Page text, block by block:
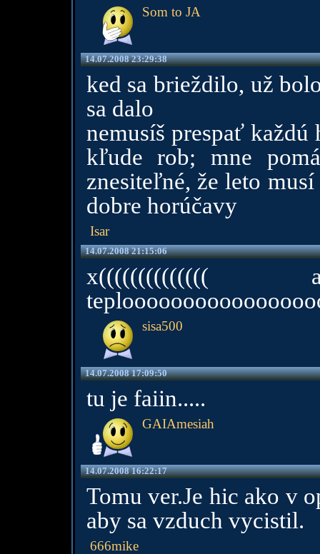
Som to JA
14.07.2008 23:29:38
ked sa brieždilo, už
sa dalo
nemusíš prespať každú
kľude rob; mne
znesiteľné, že leto
dobre horúčavy
Isar
14.07.2008 21:15:06
sisa500
14.07.2008 17:09:50
tu je faiin.....
GAIAmesiah
14.07.2008 16:22:17
Tomu ver.Je hic ako v
aby sa vzduch vycistil.
666mike